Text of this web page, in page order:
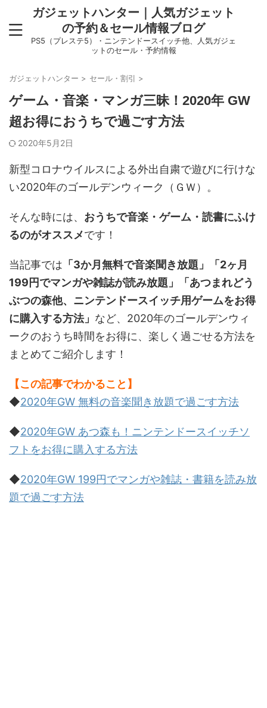
ガジェットハンター｜人気ガジェット
の予約＆セール情報ブログ
PS5（プレステ5）・ニンテンドースイッチ他、人気ガジェ
ットのセール・予約情報
ガジェットハンター > セール・割引 >
ゲーム・音楽・マンガ三昧！2020年 GW
超お得におうちで過ごす方法
2020年5月2日
新型コロナウイルスによる外出自粛で遊びに行けな
い2020年のゴールデンウィーク（ＧＷ）。
そんな時には、 おうちで音楽・ゲーム・読書にふけ
るのがオススメです！
当記事では 「3か月無料で音楽聞き放題」「2ヶ月
199円でマンガや雑誌が読み放題」「あつまれどう
ぶつの森他、ニンテンドースイッチ用ゲームをお得
に購入する方法」 など、2020年のゴールデンウィ
ークのおうち時間をお得に、楽しく過ごせる方法を
まとめてご紹介します！
【この記事でわかること】
◆2020年GW 無料の音楽聞き放題で過ごす方法
◆2020年GW あつ森も！ニンテンドースイッチソ
フトをお得に購入する方法
◆2020年GW 199円でマンガや雑誌・書籍を読み放
題で過ごす方法